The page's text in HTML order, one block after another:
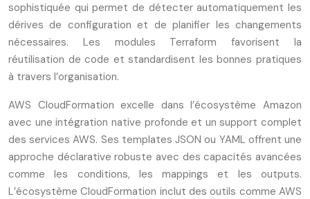
sophistiquée qui permet de détecter automatiquement les
dérives de configuration et de planifier les changements
nécessaires. Les modules Terraform favorisent la
réutilisation de code et standardisent les bonnes pratiques
à travers l’organisation.
AWS CloudFormation excelle dans l’écosystème Amazon
avec une intégration native profonde et un support complet
des services AWS. Ses templates JSON ou YAML offrent une
approche déclarative robuste avec des capacités avancées
comme les conditions, les mappings et les outputs.
L’écosystème CloudFormation inclut des outils comme AWS